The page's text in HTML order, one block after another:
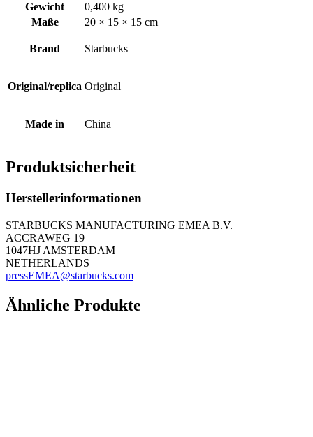
Gewicht
0,400 kg
Maße
20 × 15 × 15 cm
Brand Starbucks
Original/replica Original
Made in China
Produktsicherheit
Herstellerinformationen
STARBUCKS MANUFACTURING EMEA B.V.
ACCRAWEG 19
1047HJ AMSTERDAM
NETHERLANDS
pressEMEA@starbucks.com
Ähnliche Produkte